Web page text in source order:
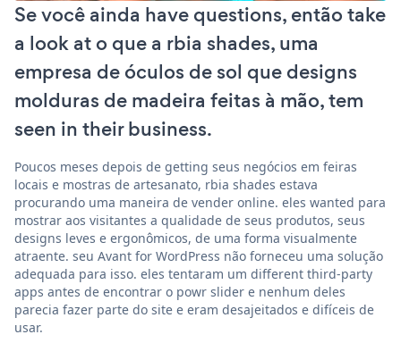
Se você ainda have questions, então take
a look at o que a rbia shades, uma
empresa de óculos de sol que designs
molduras de madeira feitas à mão, tem
seen in their business.
Poucos meses depois de getting seus negócios em feiras
locais e mostras de artesanato, rbia shades estava
procurando uma maneira de vender online. eles wanted para
mostrar aos visitantes a qualidade de seus produtos, seus
designs leves e ergonômicos, de uma forma visualmente
atraente. seu Avant for WordPress não forneceu uma solução
adequada para isso. eles tentaram um different third-party
apps antes de encontrar o powr slider e nenhum deles
parecia fazer parte do site e eram desajeitados e difíceis de
usar.